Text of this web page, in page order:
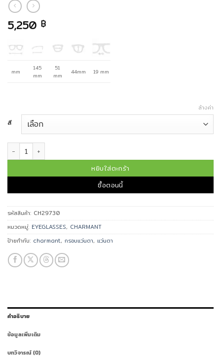
5,250 ฿
mm
145
mm
51
mm
44mm 19 mm
สี
ล้างค่า
จำนวน CHARMANT แว่นตา รุ่น CH29730 ชิ้น
หยิบใส่ตะกร้า
ซื้อตอนนี้
รหัสสินค้า: CH29730
หมวดหมู่: EYEGLASSES, CHARMANT
ป้ายกำกับ: charmant, กรอบแว่นตา, แว่นตา
คำอธิบาย
ข้อมูลเพิ่มเติม
บทวิจารณ์ (0)